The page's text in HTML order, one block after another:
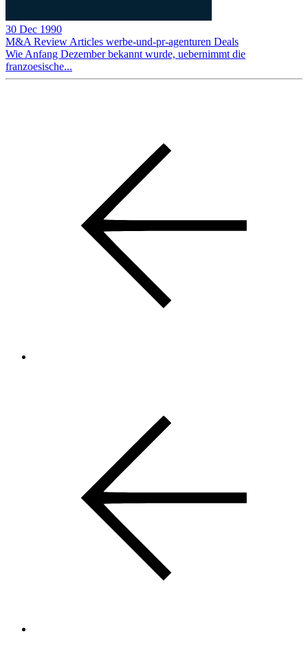
30 Dec 1990
M&A Review Articles werbe-und-pr-agenturen Deals
Wie Anfang Dezember bekannt wurde, uebernimmt die
franzoesische...